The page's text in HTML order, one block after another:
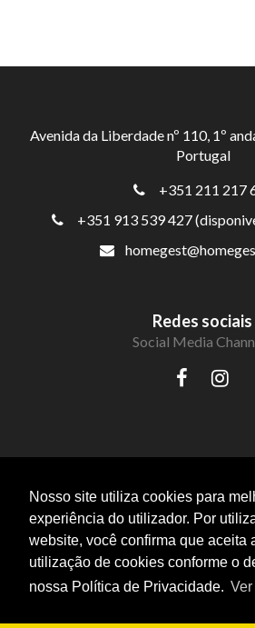
Nosso site utiliza cookies para
experiência do utilizador. Por
website, você confirma que aceita
utilização de cookies conforme o
nossa Política de Privacidade.
Avenida da Liberdade nº 110, 1º
Portugal
+351 211 217
+351 913 539 427
Redes sociais
Social Media
® HomeGest Real Estate . Todos os
11469.